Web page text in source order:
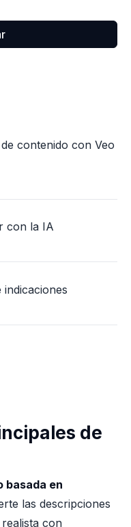
contenido con Veo
con la IA
de
basada en
las descripciones
con